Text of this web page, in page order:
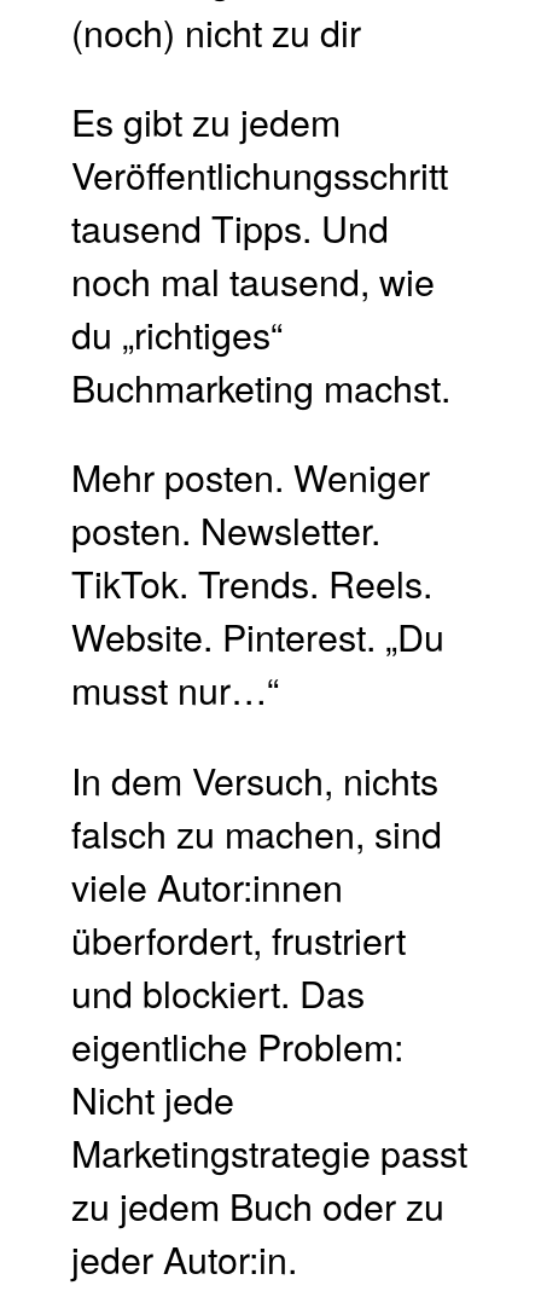
Es gibt zu jedem
Veröffentlichungsschritt
tausend Tipps. Und
noch mal tausend, wie
du „richtiges“
Buchmarketing machst.
Mehr posten. Weniger
posten. Newsletter.
TikTok. Trends. Reels.
Website. Pinterest. „Du
musst nur…“
In dem Versuch, nichts
falsch zu machen, sind
viele Autor:innen
überfordert, frustriert
und blockiert. Das
eigentliche Problem:
Nicht jede
Marketingstrategie passt
zu jedem Buch oder zu
jeder Autor:in.